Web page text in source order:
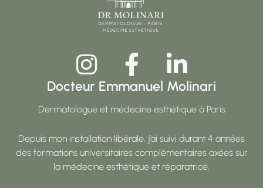
Docteur Emmanuel Molinari
Dermatologue et médecine esthétique à Paris
Depuis mon installation libérale, j’ai suivi durant 4 années
des formations universitaires complémentaires axées sur
la médecine esthétique et réparatrice.